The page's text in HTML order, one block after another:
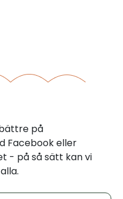
på
Facebook eller
- på så sätt kan vi